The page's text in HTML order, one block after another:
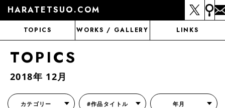
HARATETSUO.COM
TOPICS WORKS / GALLERY LINKS
TOPICS
2018年 12月
カテゴリー #作品タイトル 年月